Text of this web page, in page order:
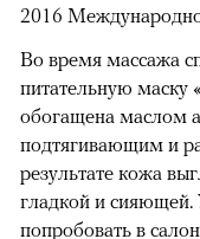
2016
Во время массажа
питательную маску
обогащена маслом
подтягивающим и
результате кожа
гладкой и сияющей.
попробовать в